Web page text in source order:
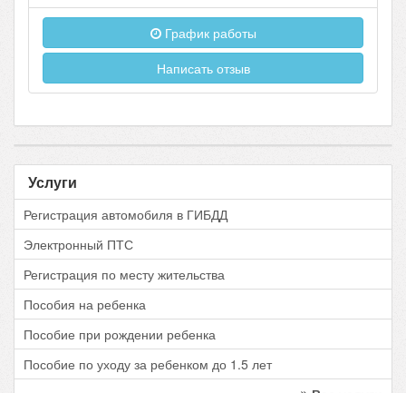
График работы
Написать отзыв
Услуги
Регистрация автомобиля в ГИБДД
Электронный ПТС
Регистрация по месту жительства
Пособия на ребенка
Пособие при рождении ребенка
Пособие по уходу за ребенком до 1.5 лет